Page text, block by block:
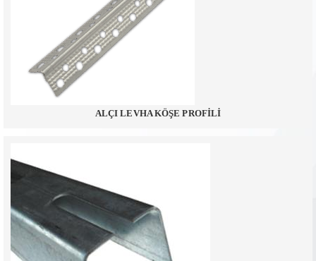
ALÇI LEVHA KÖŞE PROFİLİ